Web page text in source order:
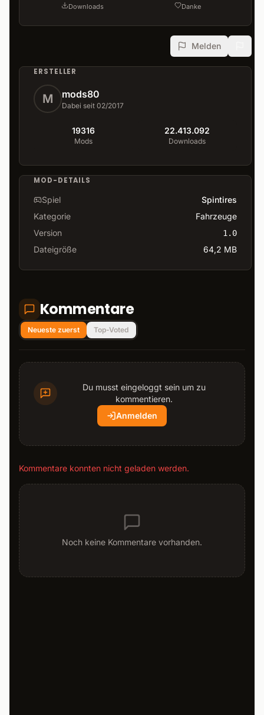
Downloads Danke
Melden
ERSTELLER
M mods80
Dabei seit 02/2017
19316
Mods
22.413.092
Downloads
MOD-DETAILS
Spiel
Spintires
Kategorie
Fahrzeuge
Version
1.0
Dateigröße 64,2 MB
Kommentare
Neueste zuerst Top-Voted
Du musst eingeloggt sein um zu
kommentieren.
Anmelden
Kommentare konnten nicht geladen werden.
Noch keine Kommentare vorhanden.